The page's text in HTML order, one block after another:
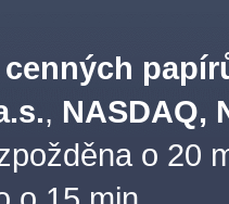
, NASDAQ,
o 20